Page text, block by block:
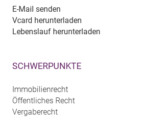
E-Mail senden
Vcard herunterladen
Lebenslauf herunterladen
SCHWERPUNKTE
Immobilienrecht
Öffentliches Recht
Vergaberecht